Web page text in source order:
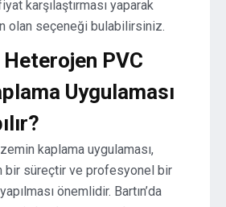
karşılaştırması yaparak
olan seçeneği bulabilirsiniz.
Heterojen PVC
Uygulaması
kaplama uygulaması,
bir süreçtir ve profesyonel bir
önemlidir. Bartın’da